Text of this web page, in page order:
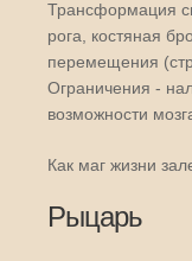
Трансформация
рога, костяная
перемещения
Ограничения -
возможности
Как маг жизни
Рыцарь